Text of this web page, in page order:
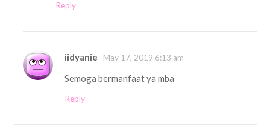
Reply
iidyanie May 17, 2019 6:13 am
Semoga bermanfaat ya mba
Reply